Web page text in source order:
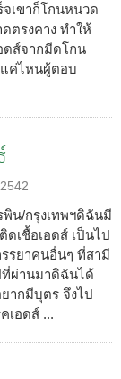
เขาก็โกนหนวด
ตรงคาง ทำให้
ดส์จากมีดโกน
ค่ไหนผู้ตอบ
พิน/กรุงเทพฯดิฉันมี
เชื้อเอดส์ เป็นไป
รยาคนอื่นๆ ที่สามี
ที่ผ่านมาดิฉันได้
ากมีบุตร จึงไป
เอดส์ ...